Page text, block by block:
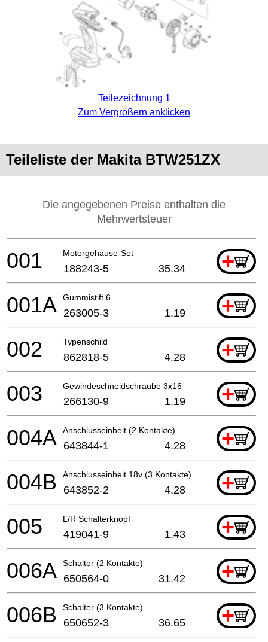
Teilezeichnung 1
Zum Vergrößern anklicken
Teileliste der Makita BTW251ZX
Die angegebenen Preise enthalten die
Mehrwertsteuer
Motorgehäuse-Set +
001 188243-5 35.34
Gummistift 6 +
001A 263005-3 1.19
Typenschild +
002 862818-5 4.28
Gewindeschneidschraube 3x16 +
003 266130-9 1.19
Anschlusseinheit (2 Kontakte) +
004A 643844-1 4.28
Anschlusseinheit 18v (3 Kontakte) +
004B 643852-2 4.28
L/R Schalterknopf +
005 419041-9 1.43
Schalter (2 Kontakte) +
006A 650564-0 31.42
Schalter (3 Kontakte) +
006B 650652-3 36.65